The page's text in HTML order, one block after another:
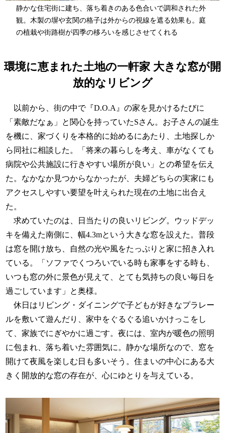
静かな住宅街に建ち、落ち着きのある色合いで調和された外
観。木製の塀や玄関の格子は外からの視線を遮る効果も。庭
の植栽や街路樹が四季の移ろいを感じさせてくれる
環境に恵まれた土地の一軒家 大きな窓が開
放的なリビング
以前から、街の中で『D.O.A』の家を見かけるたびに
「素敵だなぁ」と関心を持っていたSさん。お子さんの誕生
を機に、家づくりを本格的に始めるにあたり、土地探しか
ら同社に相談した。「将来の暮らしを考え、車がなくても
病院や公共施設に行きやすい場所が良い」との希望を伝え
た。なかなか見つからなかったが、夫婦どちらの実家にも
アクセスしやすい要望を叶えられた現在の土地に出合え
た。
求めていたのは、日当たりの良いリビング。ウッドデッ
キを備えた南側に、幅4.3mという大きな窓を設えた。普段
は窓を開け放ち、自然の光や風をたっぷりと家に招き入れ
ている。「ソファでくつろいでいる時も家事をする時も、
いつも窓の外に景色が見えて、とても気持ちの良い毎日を
過ごしています」と奥様。
休日はリビング・ダイニングで子どもが好きなプラレー
ルを敷いて遊んだり、家中をぐるぐる追いかけっこをし
て、家族でにぎやかに過ごす。夜には、室内が暖色の照明
に包まれ、落ち着いた雰囲気に。静かな場所なので、窓を
開けて夜風を楽しむ日も多いそう。住まいの中心にある大
きく開放的な窓の存在が、心にゆとりを与えている。